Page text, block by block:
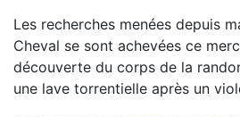
Les recherches menées depuis
Cheval se sont achevées ce
découverte du corps de la
une lave torrentielle après un